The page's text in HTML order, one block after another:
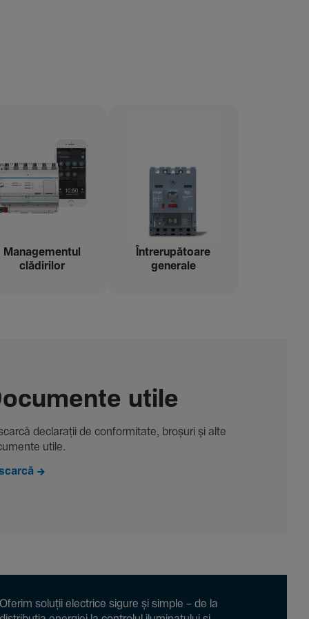
Managementul
clădi­rilor
Între­ru­pă­toare
gene­rale
utile
decla­rații de conformitate, broșuri și alte
utile.
soluții electrice sigure și simple – de la